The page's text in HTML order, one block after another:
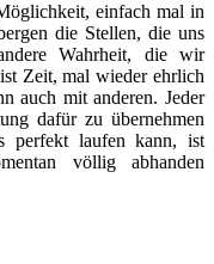
einfach mal in
die Stellen, die uns
Wahrheit, die wir
Zeit, mal wieder ehrlich
auch mit anderen. Jeder
dafür zu übernehmen
perfekt laufen kann, ist
völlig abhanden